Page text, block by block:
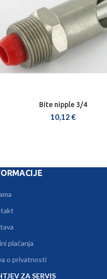
DODAJ U KOŠARICU
Bite nipple 3/4
10,12 €
plaćanja
o privatnosti
ZA SERVIS